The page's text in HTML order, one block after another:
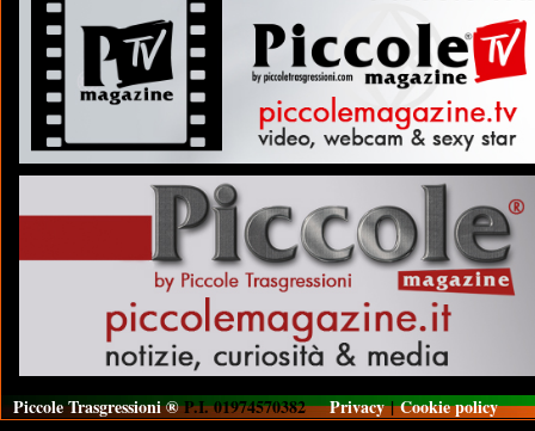
Piccole Trasgressioni ®P.I. 01974570382Privacy|Cookie policy